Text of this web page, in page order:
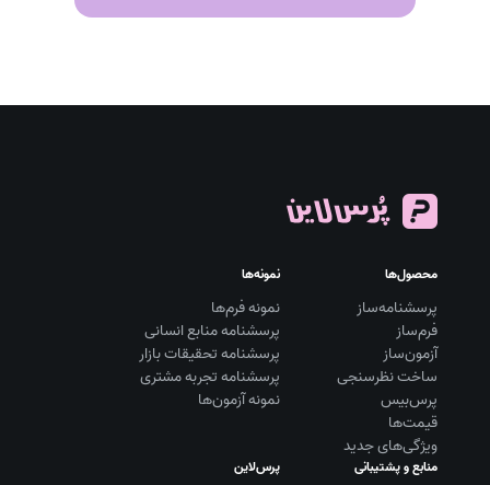
محصول‌ها
پرسشنامه‌ساز
فرم‌ساز
آزمون‌ساز
ساخت نظرسنجی
پرس‌بیس
قیمت‌ها
ویژگی‌های جدید
نمونه‌ها
نمونه فرم‌ها
پرسشنامه منابع انسانی
پرسشنامه تحقیقات بازار
پرسشنامه تجربه مشتری
نمونه آزمون‌ها
منابع و پشتیبانی پرس‌لاین